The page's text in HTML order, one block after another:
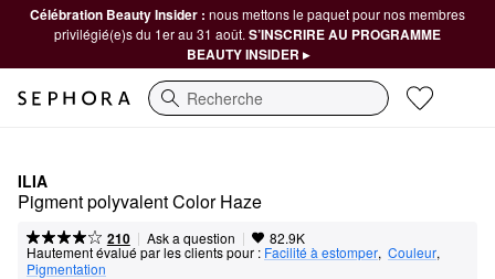
Célébration Beauty Insider : nous mettons le paquet pour nos membres
privilégié(e)s du 1er au 31 août. S’INSCRIRE AU PROGRAMME
BEAUTY INSIDER ▸
Recherche
ILIA
Pigment polyvalent Color Haze
210 | Ask a question | 82.9K
Hautement évalué par les clients pour : Facilité à estomper, Couleur,
Pigmentation